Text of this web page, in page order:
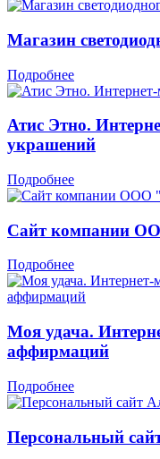
Магазин
Подробнее
Атис Этно.
украшений
Подробнее
Сайт компании
Подробнее
Моя удача.
аффирмаций
Подробнее
Персональный